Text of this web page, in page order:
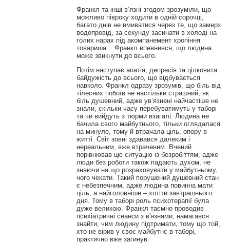
Франкл та інші в’язні згодом зрозуміли, що
можливо півроку ходити в одній сорочці,
багато днів не вмиватися через те, що замерз
водопровід, за секунду засинати в холоді на
голих нарах під акомпанемент хропіння
товариша... Франкл впевнився, що людина
може звикнути до всього.
Потім наступає апатія, депресія та цілковита
байдужість до всього, що відбувається
навколо. Франкл одразу зрозумів, що біль від
тілесних побоїв не настільки страшний, як
біль душевний, адже ув’язнені найчастіше не
знали, скільки часу перебуватимуть у таборі
та чи вийдуть з тюрми взагалі. Людина не
бачила свого майбутнього, тільки оглядалася
на минуле, тому й втрачала ціль, опору в
житті. Світ зовні здавався далеким і
нереальним, вже втраченим. Вчений
порівнював цю ситуацію із безробіттям, адже
люди без роботи також падають духом, не
знаючи на що розраховувати у майбутньому,
чого чекати. Такий порушений душевний стан
є небезпечним, адже людина повинна мати
ціль, а найголовніше – хотіти завтрашнього
дня. Тому в таборі роль психотерапії була
дуже великою. Франкл таємно проводив
психіатричні сеанси з в'язнями, намагався
знайти, чим людину підтримати, тому що той,
хто не вірив у своє майбутнє в таборі,
практично вже загинув.